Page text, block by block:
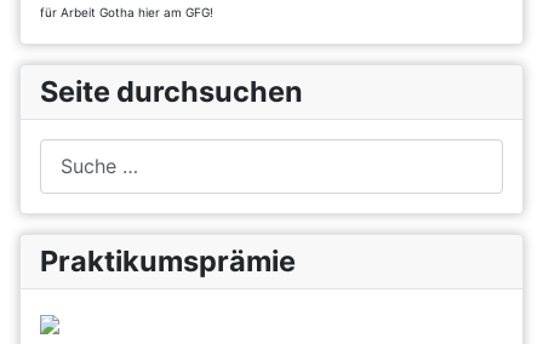
für Arbeit Gotha hier am GFG!
Seite durchsuchen
Praktikumsprämie